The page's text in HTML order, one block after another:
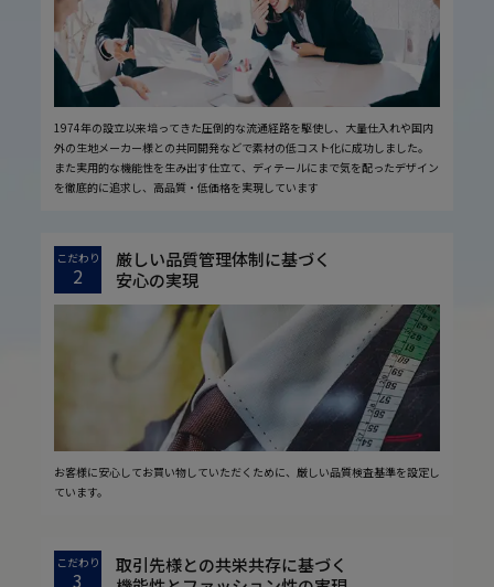
1974年の設立以来培ってきた圧倒的な流通経路を駆使し、大量仕入れや国内
外の生地メーカー様との共同開発などで素材の低コスト化に成功しました。
また実用的な機能性を生み出す仕立て、ディテールにまで気を配ったデザイン
を徹底的に追求し、高品質・低価格を実現しています
こだわり
2
厳しい品質管理体制に基づく
安心の実現
お客様に安心してお買い物していただくために、厳しい品質検査基準を設定し
ています。
こだわり
3
取引先様との共栄共存に基づく